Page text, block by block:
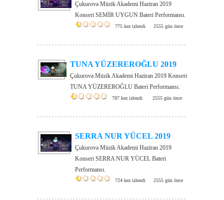
Çukurova Müzik Akademi Haziran 2019
Konseri SEMİR UYGUN Bateri Performansı.
775 kez izlendi 2555 gün önce
TUNA YÜZEREROĞLU 2019
Çukurova Müzik Akademi Haziran 2019 Konseri
TUNA YÜZEREROĞLU Bateri Performansı.
787 kez izlendi 2555 gün önce
SERRA NUR YÜCEL 2019
Çukurova Müzik Akademi Haziran 2019
Konseri SERRA NUR YÜCEL Bateri
Performansı.
724 kez izlendi 2555 gün önce